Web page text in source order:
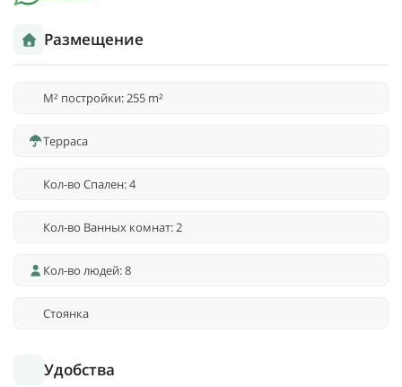
Размещение
M² постройки: 255 m²
Терраса
Кол-во Спален: 4
Кол-во Ванных комнат: 2
Кол-во людей: 8
Стоянка
Удобства